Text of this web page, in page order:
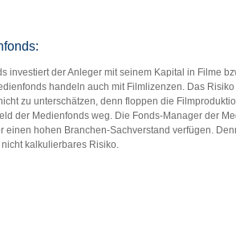
investiert der Anleger mit seinem Kapital in Filme
handeln auch mit Filmlizenzen. Das Risiko
zu unterschätzen, denn floppen die
der Medienfonds weg. Die Fonds-Manager der
einen hohen Branchen-Sachverstand verfügen.
kalkulierbares Risiko.